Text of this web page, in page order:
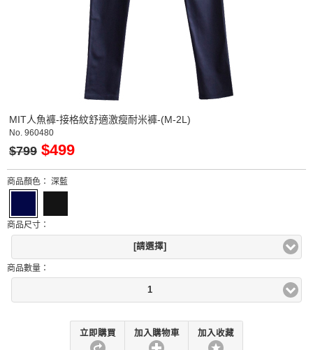
MIT人魚褲-接格紋舒適激瘦耐米褲-(M-2L)
No. 960480
$799 $499
商品顏色： 深藍
商品尺寸：
[請選擇]
商品數量：
1
立即購買 加入購物車 加入收藏